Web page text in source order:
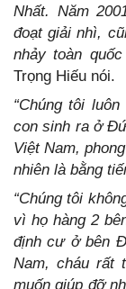
Nhất. Năm
đoạt giải nhì,
nhảy toàn
Trọng Hiếu nói.
“Chúng tôi
con sinh ra ở
Việt Nam,
nhiên là bằng
“Chúng tôi
vì họ hàng 2
định cư ở bên
Nam, cháu rất
muốn giúp đỡ